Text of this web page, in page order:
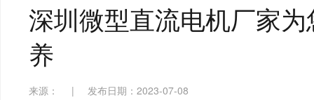
深圳微型直流电机厂家
养
来源： | 发布日期：2023-07-08